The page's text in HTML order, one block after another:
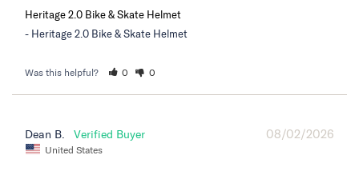
Heritage 2.0 Bike & Skate Helmet
Heritage 2.0 Bike & Skate Helmet
Was this helpful? 0 0
08/02/2026
Dean B.
United States